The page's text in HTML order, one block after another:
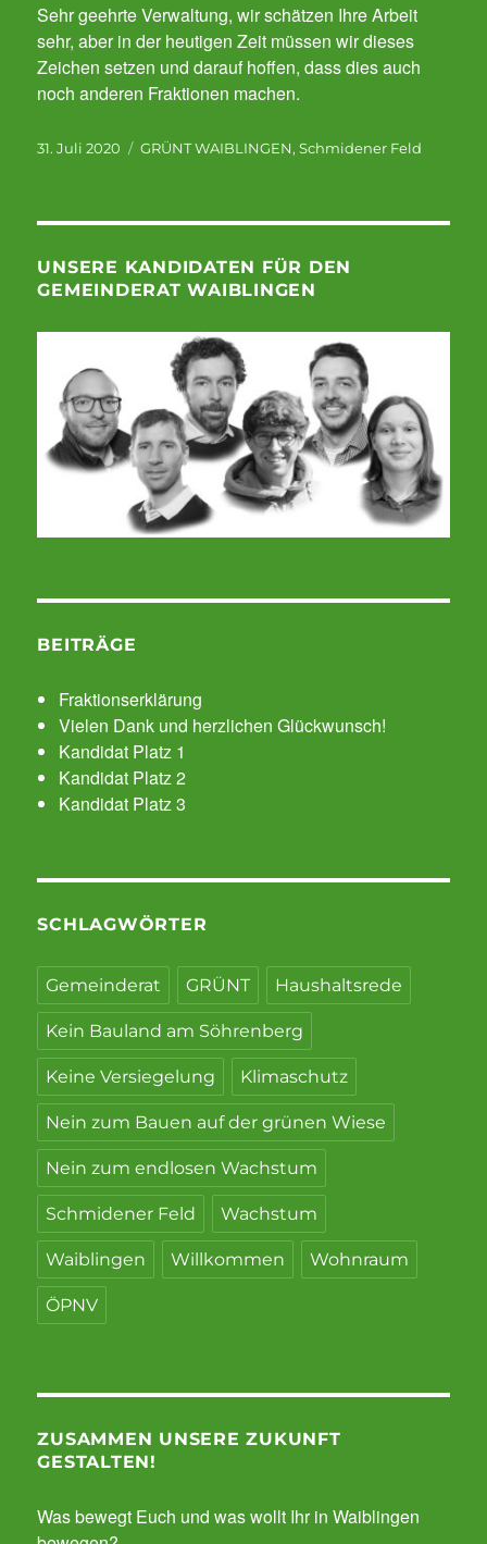
Sehr geehrte Verwaltung, wir schätzen Ihre Arbeit
sehr, aber in der heutigen Zeit müssen wir dieses
Zeichen setzen und darauf hoffen, dass dies auch
noch anderen Fraktionen machen.
Veröffentlicht
31. Juli 2020 Kategorien
GRÜNT WAIBLINGEN,Schmidener Feld
UNSERE KANDIDATEN FÜR DEN
GEMEINDERAT WAIBLINGEN
BEITRÄGE
Fraktionserklärung
Vielen Dank und herzlichen Glückwunsch!
Kandidat Platz 1
Kandidat Platz 2
Kandidat Platz 3
SCHLAGWÖRTER
Gemeinderat GRÜNT Haushaltsrede
Kein Bauland am Söhrenberg
Keine Versiegelung Klimaschutz
Nein zum Bauen auf der grünen Wiese
Nein zum endlosen Wachstum
Schmidener Feld Wachstum
Waiblingen Willkommen Wohnraum
ÖPNV
ZUSAMMEN UNSERE ZUKUNFT
GESTALTEN!
Was bewegt Euch und was wollt Ihr in Waiblingen